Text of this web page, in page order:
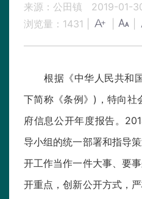
来源：公田镇
2019-01-
浏览量： 1431
根据《中华人民共和国
下简称《条例》)，特向社
府信息公开年度报告。
导小组的统一部署和指导
开工作当作一件大事、要
开重点，创新公开方式，